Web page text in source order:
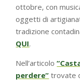
ottobre, con
oggetti di
tradizione
QUI.
Nell’articolo
perdere” trovate